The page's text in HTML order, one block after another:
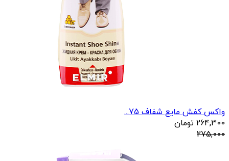
واکس کفش مایع شفاف 75...
264,300 تومان
275,000